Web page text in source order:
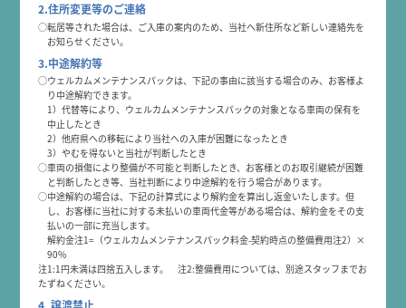
2.住所変更等のご連絡
○転居等された場合は、ご入庫の案内のため、当社へ新住所など新しい連絡先を
お知らせください。
3.中途解約等
○ウェルカムメンテナンスパックは、下記の事由に該当する場合のみ、お客様よ
り中途解約できます。
1）代替等により、ウェルカムメンテナンスパックの対象となる車両の保有を
中止したとき
2）他府県への移転により当社への入庫が困難になったとき
3）やむを得ないと当社が判断したとき
○車両の損傷により整備が不可能と判断したとき、お客様とのお取引継続が困難
と判断したとき等、当社判断により中途解約を行う場合があります。
○中途解約の場合は、下記の計算式により解約金を算出し返金いたします。但
し、お客様に当社に対する未払いの車両代金等がある場合は、解約金をその支
払いの一部に充当します。
解約金注1=（ウェルカムメンテナンスパック料金-契約時点の整備費用注2）×
90%
注1:1円未満は四捨五入します。 注2:整備費用については、別途スタッフまでお
たずねください。
4. 譲渡禁止